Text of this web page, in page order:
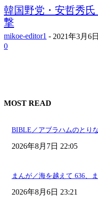
韓国野党・安哲秀
撃
mikoe-editor1 - 2021年3月6
0
MOST READ
BIBLE／アブラハムのとり
2026年8月7日 22:05
まんが／海を越えて 636、
2026年8月6日 23:21